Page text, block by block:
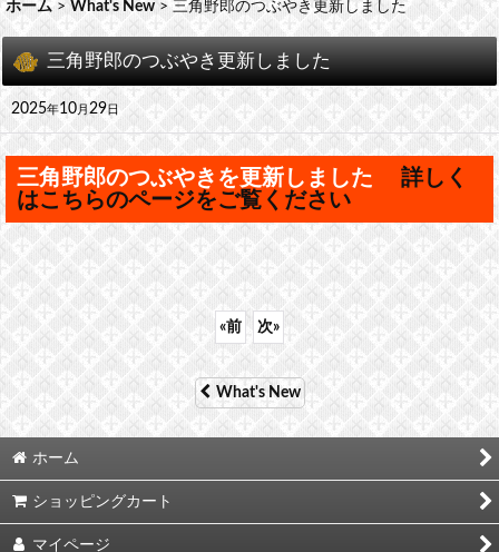
ホーム > What's New > 三角野郎のつぶやき更新しました
三角野郎のつぶやき更新しました
2025年10月 29日
三角野郎のつぶやきを更新しました 詳しく
はこちらのページをご覧ください
«前 次»
What's New
ホーム
ショッピングカート
マイページ